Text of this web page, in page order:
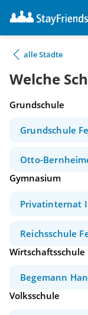
alle Städte
Welche
Grundschule
Grundschule
Otto-
Gymnasium
Privatinternat
Reichsschule
Wirtschaftsschule
Begemann
Volksschule